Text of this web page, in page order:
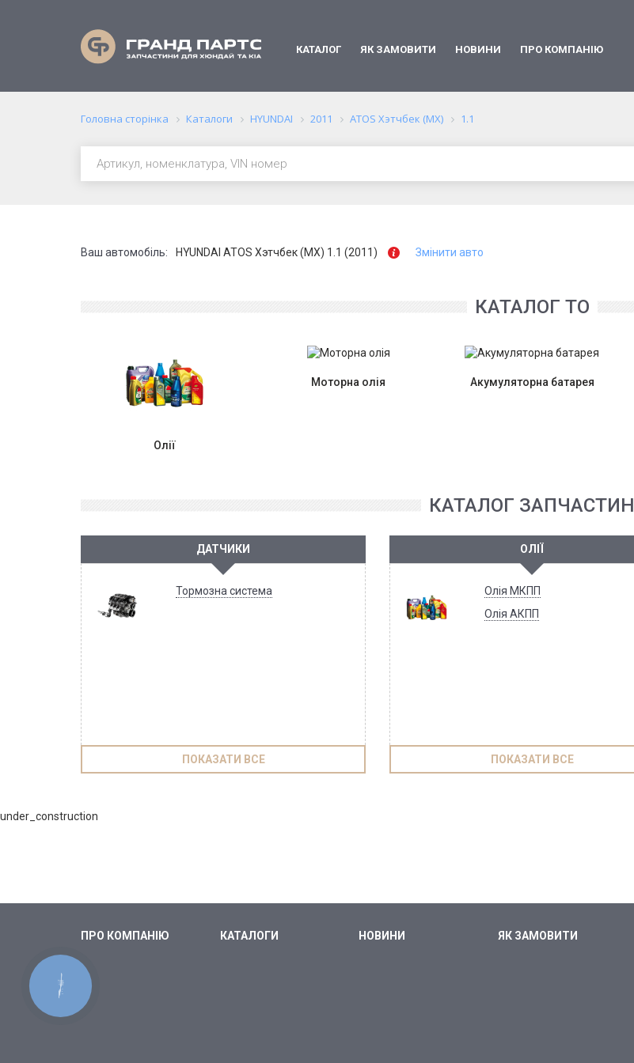
КАТАЛОГ ЯК ЗАМОВИТИ НОВИНИ ПРО КОМПАНІЮ
Головна сторінка Каталоги HYUNDAI 2011 ATOS Хэтчбек (MX) 1.1
Ваш автомобіль: HYUNDAI ATOS Хэтчбек (MX) 1.1 (2011) Змінити авто
КАТАЛОГ ТО
Олії
Моторна олія Акумуляторна батарея
КАТАЛОГ ЗАПЧАСТИН
ДАТЧИКИ
Тормозна система
ПОКАЗАТИ ВСЕ
ОЛІЇ
Олія МКПП
Олія АКПП
ПОКАЗАТИ ВСЕ
under_construction
ПРО КОМПАНІЮ КАТАЛОГИ НОВИНИ ЯК ЗАМОВИТИ
КНОПКА
СВЯЗИ